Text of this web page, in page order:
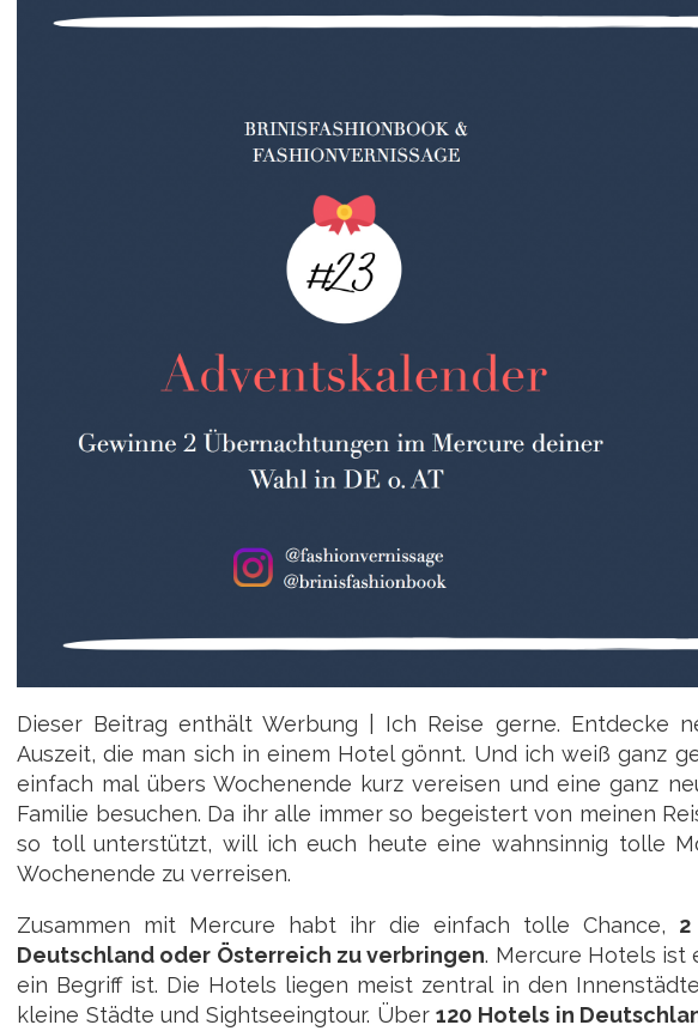
Dieser Beitrag enthält Werbung | Ich Reise gerne. Entdecke
Auszeit, die man sich in einem Hotel gönnt. Und ich weiß ganz
einfach mal übers Wochenende kurz vereisen und eine ganz
Familie besuchen. Da ihr alle immer so begeistert von meinen
so toll unterstützt, will ich euch heute eine wahnsinnig tolle
Wochenende zu verreisen.
Zusammen mit Mercure habt ihr die einfach tolle Chance,
Deutschland oder Österreich zu verbringen. Mercure Hotels ist
ein Begriff ist. Die Hotels liegen meist zentral in den
kleine Städte und Sightseeingtour. Über120 Hotels in